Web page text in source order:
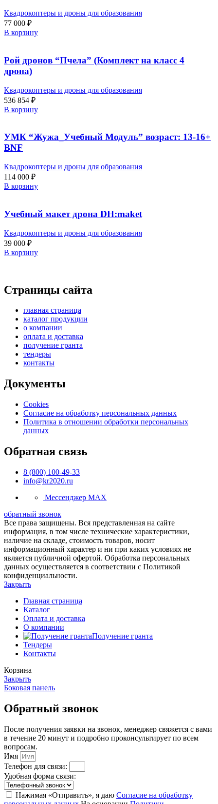
Квадрокоптеры и дроны для образования
77 000 ₽
В корзину
Рой дронов “Пчела” (Комплект на класс 4
дрона)
Квадрокоптеры и дроны для образования
536 854 ₽
В корзину
УМК “Жужа_Учебный Модуль” возраст: 13-16+
BNF
Квадрокоптеры и дроны для образования
114 000 ₽
В корзину
Учебный макет дрона DH:maket
Квадрокоптеры и дроны для образования
39 000 ₽
В корзину
Страницы сайта
главная страница
каталог продукции
о компании
оплата и доставка
получение гранта
тендеры
контакты
Документы
Cookies
Согласие на обработку персональных данных
Политика в отношении обработки персональных
данных
Обратная связь
8 (800) 100-49-33
info@kr2020.ru
Мессенджер MAX
обратный звонок
Все права защищены. Вся представленная на сайте
информация, в том числе технические характеристики,
наличие на складе, стоимость товаров, носит
информационный характер и ни при каких условиях не
является публичной офертой. Обработка персональных
данных осуществляется в соответствии с Политикой
конфиденциальности.
Закрыть
Главная страница
Каталог
Оплата и доставка
О компании
Получение гранта
Тендеры
Контакты
Корзина
Закрыть
Боковая панель
Обратный звонок
После получения заявки на звонок, менеджер свяжется с вами
в течение 20 минут и подробно проконсультирует по всем
вопросам.
Имя
Телефон для связи:
Удобная форма связи:
Нажимая «Отправить», я даю Согласие на обработку